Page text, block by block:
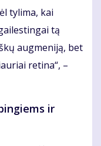
tylima, kai
tą
augmeniją, bet
retina“, –
ir